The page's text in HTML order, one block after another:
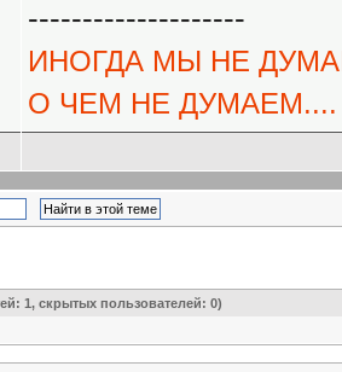
--------------------
ИНОГДА МЫ НЕ
О ЧЕМ НЕ ДУМАЕМ....
1, скрытых пользователей: 0)